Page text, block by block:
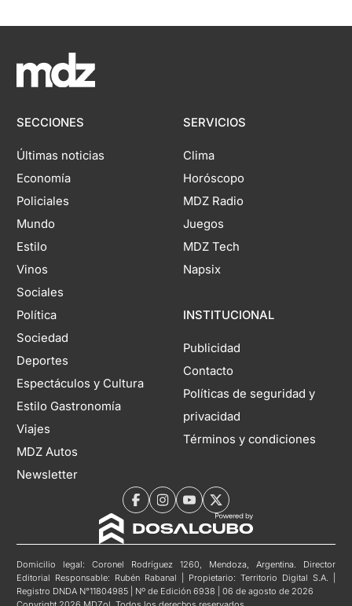
SECCIONES
Últimas noticias
Economía
Policiales
Mundo
Estilo
Vinos
Sociales
Política
Sociedad
Deportes
Espectáculos y Cultura
Estilo Gastronomía
Viajes
MDZ Autos
Newsletter
SERVICIOS
Clima
Horóscopo
MDZ Radio
Juegos
MDZ Tech
Napsix
INSTITUCIONAL
Publicidad
Contacto
Políticas de seguridad y
privacidad
Términos y condiciones
Domicilio legal: Coronel Rodríguez 1260, Mendoza, Argentina. Director
Editorial Responsable: Rubén Rabanal | Propietario: Territorio Digital S.A. |
Registro DNDA N°11804985 | Nº de Edición 6938 | 06 de agosto de 2026